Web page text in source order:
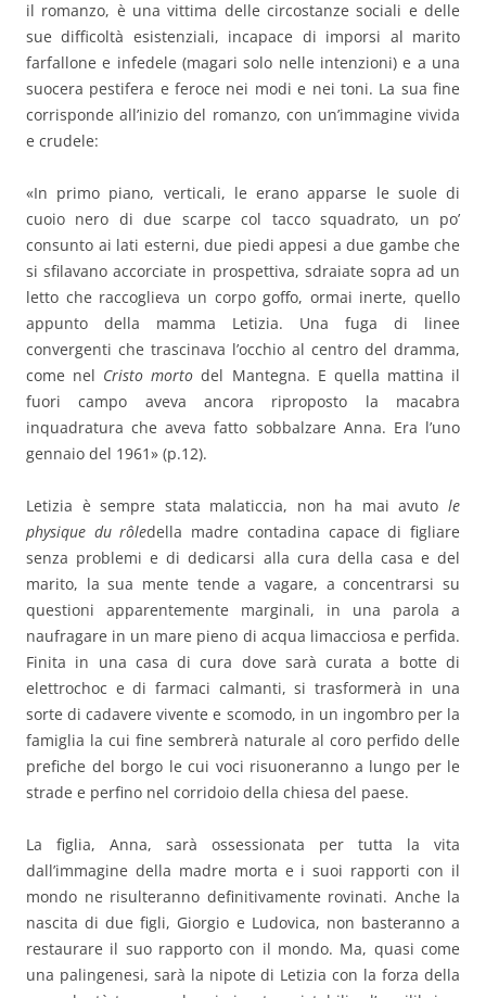
il romanzo, è una vittima delle circostanze sociali e delle
sue difficoltà esistenziali, incapace di imporsi al marito
farfallone e infedele (magari solo nelle intenzioni) e a una
suocera pestifera e feroce nei modi e nei toni. La sua fine
corrisponde all’inizio del romanzo, con un’immagine vivida
e crudele:
«In primo piano, verticali, le erano apparse le suole di
cuoio nero di due scarpe col tacco squadrato, un po’
consunto ai lati esterni, due piedi appesi a due gambe che
si sfilavano accorciate in prospettiva, sdraiate sopra ad un
letto che raccoglieva un corpo goffo, ormai inerte, quello
appunto della mamma Letizia. Una fuga di linee
convergenti che trascinava l’occhio al centro del dramma,
come nel Cristo morto del Mantegna. E quella mattina il
fuori campo aveva ancora riproposto la macabra
inquadratura che aveva fatto sobbalzare Anna. Era l’uno
gennaio del 1961» (p.12).
Letizia è sempre stata malaticcia, non ha mai avuto le
physique du rôledella madre contadina capace di figliare
senza problemi e di dedicarsi alla cura della casa e del
marito, la sua mente tende a vagare, a concentrarsi su
questioni apparentemente marginali, in una parola a
naufragare in un mare pieno di acqua limacciosa e perfida.
Finita in una casa di cura dove sarà curata a botte di
elettrochoc e di farmaci calmanti, si trasformerà in una
sorte di cadavere vivente e scomodo, in un ingombro per la
famiglia la cui fine sembrerà naturale al coro perfido delle
prefiche del borgo le cui voci risuoneranno a lungo per le
strade e perfino nel corridoio della chiesa del paese.
La figlia, Anna, sarà ossessionata per tutta la vita
dall’immagine della madre morta e i suoi rapporti con il
mondo ne risulteranno definitivamente rovinati. Anche la
nascita di due figli, Giorgio e Ludovica, non basteranno a
restaurare il suo rapporto con il mondo. Ma, quasi come
una palingenesi, sarà la nipote di Letizia con la forza della